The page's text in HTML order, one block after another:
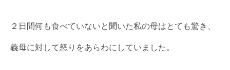
２日間何も食べていないと聞いた私の母はとても驚き、
義母に対して怒りをあらわにしていました。